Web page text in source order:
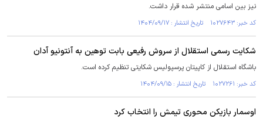
نیز بین اسامی منتشر شده قرار داشت.
کد خبر: ۱۰۲۷۶۴۳ تاریخ انتشار : ۱۴۰۴/۰۹/۱۷
شکایت رسمی استقلال از سروش رفیعی بابت توهین به آنتونیو آدان
باشگاه استقلال از کاپیتان پرسپولیس شکایتی تنظیم کرده است.
کد خبر: ۱۰۲۷۲۶۱ تاریخ انتشار : ۱۴۰۴/۰۹/۱۵
اوسمار بازیکن محوری تیمش را انتخاب کرد